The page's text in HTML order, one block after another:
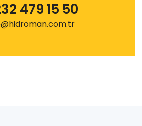
479 15 50